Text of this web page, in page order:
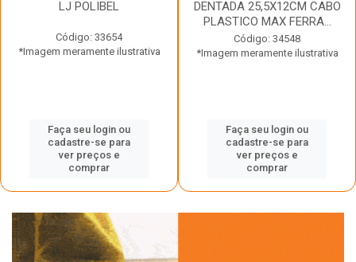
LJ POLIBEL
Código: 33654
*Imagem meramente ilustrativa
Faça seu login ou
cadastre-se para
ver preços e
comprar
DENTADA 25,5X12CM CABO
PLASTICO MAX FERRA...
Código: 34548
*Imagem meramente ilustrativa
Faça seu login ou
cadastre-se para
ver preços e
comprar